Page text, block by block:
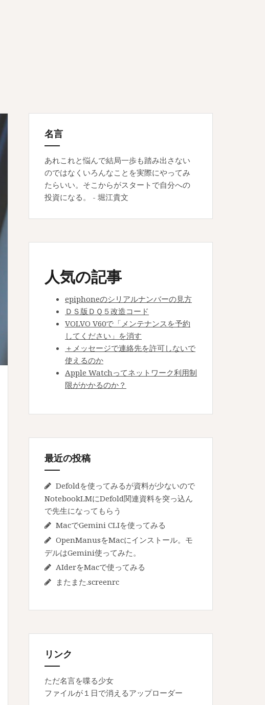
名言
あれこれと悩んで結局一歩も踏み出さない
のではなくいろんなことを実際にやってみ
たらいい。そこからがスタートで自分への
投資になる。 - 堀江貴文
人気の記事
最近の投稿
Defoldを使ってみるが資料が少ないので
NotebookLMにDefold関連資料を突っ込ん
で先生になってもらう
MacでGemini CLIを使ってみる
OpenManusをMacにインストール。モ
デルはGemini使ってみた。
AIderをMacで使ってみる
またまた.screenrc
リンク
ただ名言を喋る少女
ファイルが１日で消えるアップローダー